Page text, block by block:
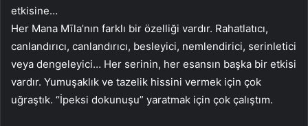
etkisine…
Her Mana Mīla’nın farklı bir özelliği vardır. Rahatlatıcı,
canlandırıcı, canlandırıcı, besleyici, nemlendirici, serinletici
veya dengeleyici… Her serinin, her esansın başka bir etkisi
vardır. Yumuşaklık ve tazelik hissini vermek için çok
uğraştık. “İpeksi dokunuşu” yaratmak için çok çalıştım.